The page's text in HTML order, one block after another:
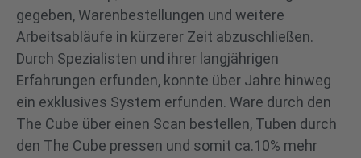
gegeben, Warenbestellungen und weitere
Arbeitsabläufe in kürzerer Zeit abzuschließen.
Durch Spezialisten und ihrer langjährigen
Erfahrungen erfunden, konnte über Jahre hinweg
ein exklusives System erfunden. Ware durch den
The Cube über einen Scan bestellen, Tuben durch
den The Cube pressen und somit ca.10% mehr